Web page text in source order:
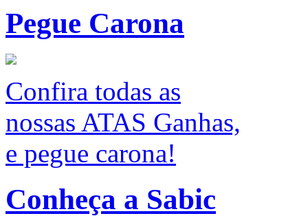
Pegue Carona
Confira todas as
nossas ATAS Ganhas,
e pegue carona!
Conheça a Sabic